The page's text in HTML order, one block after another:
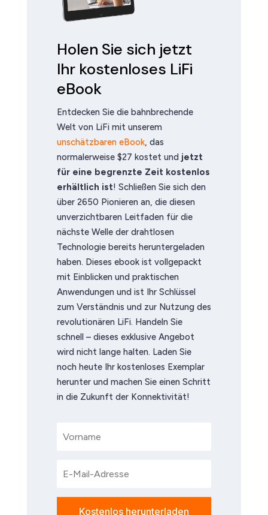
Holen Sie sich jetzt
Ihr kostenloses LiFi
eBook
Entdecken Sie die bahnbrechende
Welt von LiFi mit unserem
unschätzbaren eBook, das
normalerweise $27 kostet und jetzt
für eine begrenzte Zeit kostenlos
erhältlich ist! Schließen Sie sich den
über 2650 Pionieren an, die diesen
unverzichtbaren Leitfaden für die
nächste Welle der drahtlosen
Technologie bereits heruntergeladen
haben. Dieses ebook ist vollgepackt
mit Einblicken und praktischen
Anwendungen und ist Ihr Schlüssel
zum Verständnis und zur Nutzung des
revolutionären LiFi. Handeln Sie
schnell – dieses exklusive Angebot
wird nicht lange halten. Laden Sie
noch heute Ihr kostenloses Exemplar
herunter und machen Sie einen Schritt
in die Zukunft der Konnektivität!
Kostenlos herunterladen